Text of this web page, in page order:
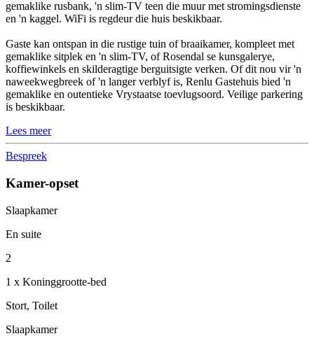
gemaklike rusbank, 'n slim-TV teen die muur met stromingsdienste
en 'n kaggel. WiFi is regdeur die huis beskikbaar.
Gaste kan ontspan in die rustige tuin of braaikamer, kompleet met
gemaklike sitplek en 'n slim-TV, of Rosendal se kunsgalerye,
koffiewinkels en skilderagtige berguitsigte verken. Of dit nou vir 'n
naweekwegbreek of 'n langer verblyf is, Renlu Gastehuis bied 'n
gemaklike en outentieke Vrystaatse toevlugsoord. Veilige parkering
is beskikbaar.
Lees meer
Bespreek
Kamer-opset
Slaapkamer
En suite
2
1 x Koninggrootte-bed
Stort, Toilet
Slaapkamer